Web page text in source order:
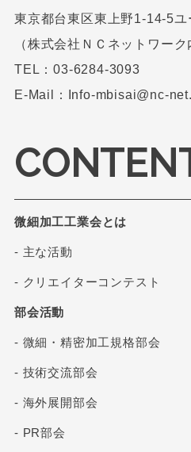
東京都台東区東上野1-14-5
（株式会社ＮＣネットワーク
TEL：03-6284-3093
E-Mail：Info-mbisai@nc-
微細加工工業会とは
- 主な活動
- クリエイターコンテスト
部会活動
- 微細・精密加工規格部会
- 技術交流部会
- 海外展開部会
- PR部会